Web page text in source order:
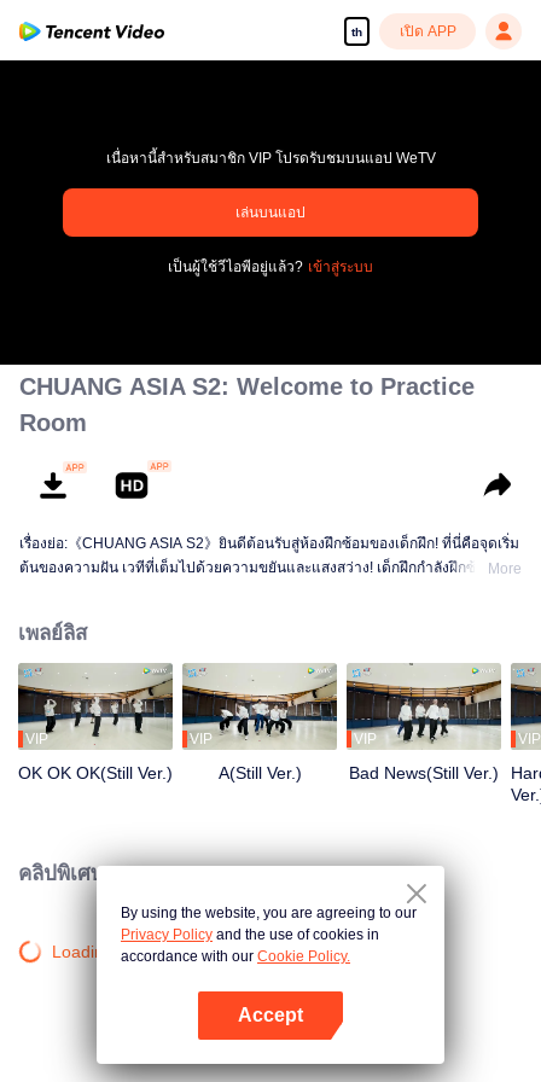
th เปิด APP
pay limit
เนื่อหานี้สำหรับสมาชิก VIP โปรดรับชมบนแอป WeTV
เล่นบนแอป
เป็นผู้ใช้วีไอพีอยู่แล้ว? เข้าสู่ระบบ
CHUANG ASIA S2: Welcome to Practice
Room
เรื่องย่อ:《CHUANG ASIA S2》ยินดีต้อนรับสู่ห้องฝึกซ้อมของเด็กฝึก! ที่นี่คือจุดเริ่ม
ต้นของความฝัน เวทีที่เต็มไปด้วยความขยันและแสงสว่าง! เด็กฝึกกำลังฝึกซ้อม
ฝึกซ้อมของพวกเขามั้ย?
More
เพลย์ลิส
VIP
OK OK OK(Still Ver.)
VIP
A(Still Ver.)
VIP
Bad News(Still Ver.)
VIP
คลิปพิเศษ
Loading…
By using the website, you are agreeing to our
Privacy Policy and the use of cookies in
accordance with our Cookie Policy.
Accept